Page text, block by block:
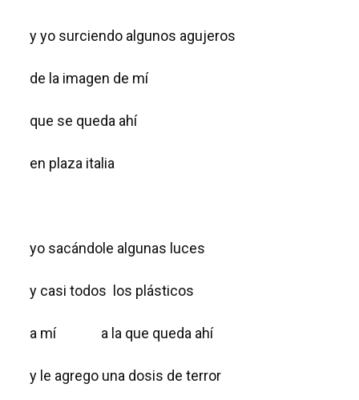
y yo surciendo algunos agujeros
de la imagen de mí
que se queda ahí
en plaza italia
yo sacándole algunas luces
y casi todos los plásticos
a mí a la que queda ahí
y le agrego una dosis de terror